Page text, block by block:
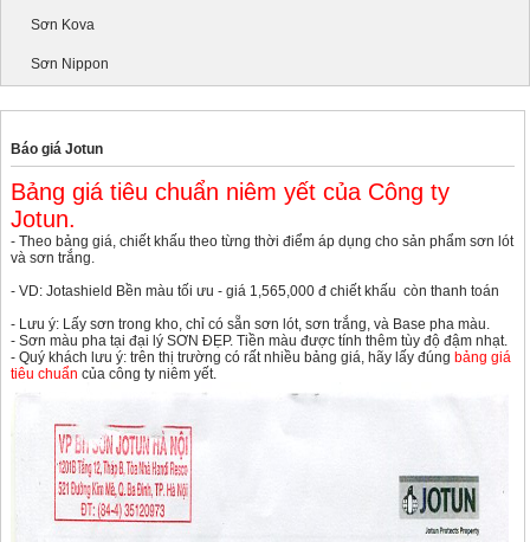
Sơn Kova
Sơn Nippon
Báo giá Jotun
Bảng giá tiêu chuẩn niêm yết của Công ty
Jotun.
- Theo bảng giá, chiết khấu theo từng thời điểm áp dụng cho sản phẩm sơn lót
và sơn trắng.
- VD: Jotashield Bền màu tối ưu - giá 1,565,000 đ chiết khấu còn thanh toán
- Lưu ý: Lấy sơn trong kho, chỉ có sẵn sơn lót, sơn trắng, và Base pha màu.
- Sơn màu pha tại đại lý SƠN ĐẸP. Tiền màu được tính thêm tùy độ đậm nhạt.
- Quý khách lưu ý: trên thị trường có rất nhiều bảng giá, hãy lấy đúng bảng giá
tiêu chuẩn của công ty niêm yết.